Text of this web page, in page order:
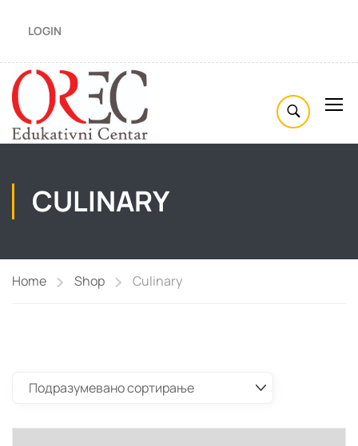
LOGIN
CULINARY
Home Shop Culinary